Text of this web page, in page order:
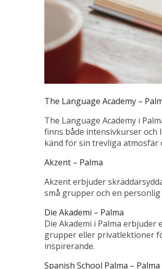
The Language Academy –
The Language Academy i
finns både intensivkurser och
känd för sin trevliga atmosfär
Akzent – Palma
Akzent erbjuder
små grupper och en
Die Akademi – Palma
Die Akademi i Palma
grupper eller privatlektioner
inspirerande.
Spanish School Palma – Palma